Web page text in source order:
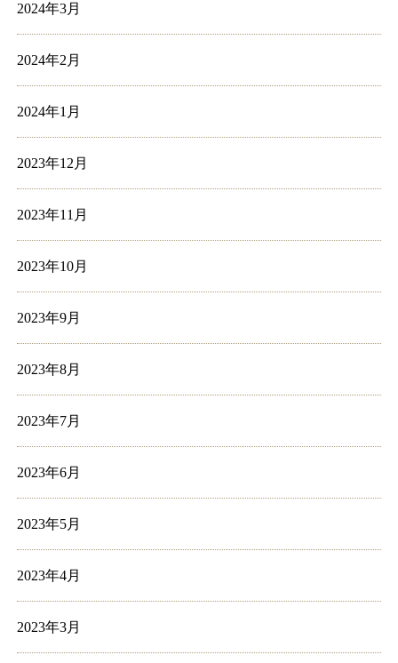
2024年3月
2024年2月
2024年1月
2023年12月
2023年11月
2023年10月
2023年9月
2023年8月
2023年7月
2023年6月
2023年5月
2023年4月
2023年3月